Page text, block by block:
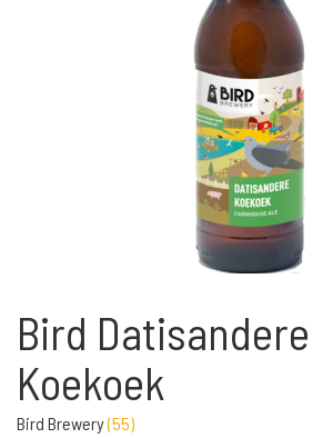
Bird Datisandere
Koekoek
Bird Brewery(55)